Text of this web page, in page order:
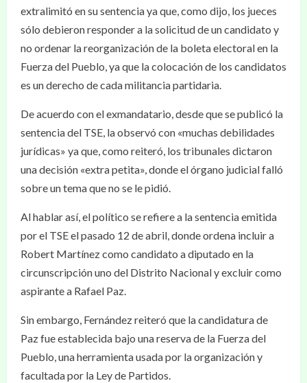
extralimitó en su sentencia ya que, como dijo, los jueces
sólo debieron responder a la solicitud de un candidato y
no ordenar la reorganización de la boleta electoral en la
Fuerza del Pueblo, ya que la colocación de los candidatos
es un derecho de cada militancia partidaria.
De acuerdo con el exmandatario, desde que se publicó la
sentencia del TSE, la observó con «muchas debilidades
jurídicas» ya que, como reiteró, los tribunales dictaron
una decisión «extra petita», donde el órgano judicial falló
sobre un tema que no se le pidió.
Al hablar así, el político se refiere a la sentencia emitida
por el TSE el pasado 12 de abril, donde ordena incluir a
Robert Martínez como candidato a diputado en la
circunscripción uno del Distrito Nacional y excluir como
aspirante a Rafael Paz.
Sin embargo, Fernández reiteró que la candidatura de
Paz fue establecida bajo una reserva de la Fuerza del
Pueblo, una herramienta usada por la organización y
facultada por la Ley de Partidos.